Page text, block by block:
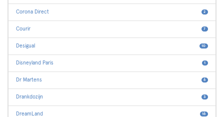
Corona Direct 2
Courir 7
Desigual 10
Disneyland Paris 1
Dr Martens 6
Drankdozijn 3
DreamLand 16